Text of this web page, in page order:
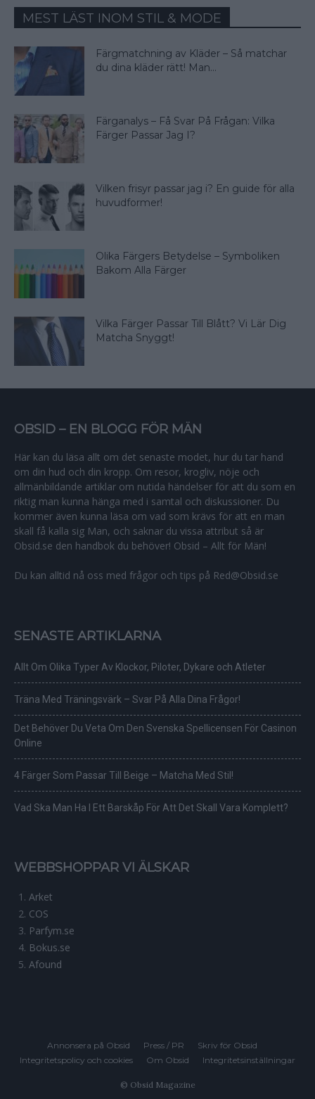
MEST LÄST INOM STIL & MODE
Färgmatchning av Kläder – Så matchar
du dina kläder rätt! Man...
Färganalys – Få Svar På Frågan: Vilka
Färger Passar Jag I?
Vilken frisyr passar jag i? En guide för alla
huvudformer!
Olika Färgers Betydelse – Symboliken
Bakom Alla Färger
Vilka Färger Passar Till Blått? Vi Lär Dig
Matcha Snyggt!
OBSID – EN BLOGG FÖR MÄN
Här kan du läsa allt om det senaste modet, hur du tar hand
om din hud och din kropp. Om resor, krogliv, nöje och
allmänbildande artiklar om nutida händelser för att du som en
riktig man kunna hänga med i samtal och diskussioner. Du
kommer även kunna läsa om vad som krävs för att en man
skall få kalla sig Man, och saknar du vissa attribut så är
Obsid.se den handbok du behöver! Obsid – Allt för Män!
Du kan alltid nå oss med frågor och tips på Red@Obsid.se
SENASTE ARTIKLARNA
Allt Om Olika Typer Av Klockor, Piloter, Dykare och Atleter
Träna Med Träningsvärk – Svar På Alla Dina Frågor!
Det Behöver Du Veta Om Den Svenska Spellicensen För Casinon
Online
4 Färger Som Passar Till Beige – Matcha Med Stil!
Vad Ska Man Ha I Ett Barskåp För Att Det Skall Vara Komplett?
WEBBSHOPPAR VI ÄLSKAR
Arket
COS
Parfym.se
Bokus.se
Afound
Annonsera på Obsid Press / PR
Skriv för Obsid
Integritetspolicy och cookies
Om Obsid Integritetsinställningar
© Obsid Magazine